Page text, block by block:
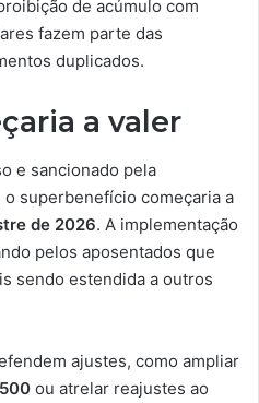
de acúmulo com
fazem parte das
duplicados.
a valer
e sancionado pela
superbenefício começaria a
de 2026. A implementação
pelos aposentados que
sendo estendida a outros
ajustes, como ampliar
ou atrelar reajustes ao